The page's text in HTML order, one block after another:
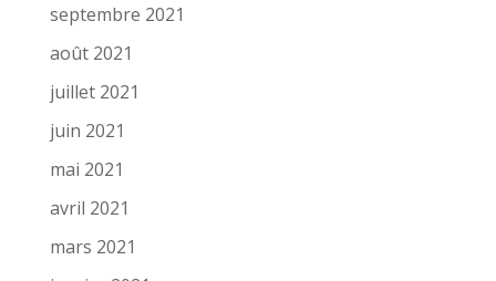
septembre 2021
août 2021
juillet 2021
juin 2021
mai 2021
avril 2021
mars 2021